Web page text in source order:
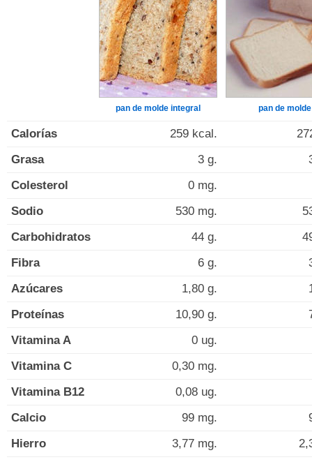
pan de molde integral pan de molde
Calorías 259 kcal.
Grasa
3 g.
Colesterol
0 mg.
Sodio
530 mg.
Carbohidratos
44 g.
Fibra
6 g.
Azúcares
1,80 g.
Proteínas
10,90 g.
Vitamina A
0 ug.
Vitamina C
0,30 mg.
Vitamina B12
0,08 ug.
Calcio
99 mg.
Hierro
3,77 mg.